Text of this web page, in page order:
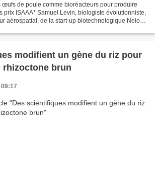
œufs de poule comme bioréacteurs pour produire
prix ISAAA* Samuel Levin, biologiste évolutionniste,
aérospatial, de la start-up biotechnologique Neion
modifient un gène du riz pour
rhizoctone brun